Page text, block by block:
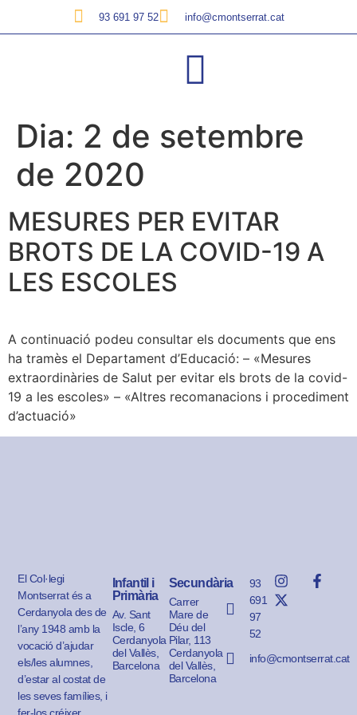
93 691 97 52 info@cmontserrat.cat
Dia: 2 de setembre
de 2020
MESURES PER EVITAR
BROTS DE LA COVID-19 A
LES ESCOLES
A continuació podeu consultar els documents que ens
ha tramès el Departament d’Educació: – «Mesures
extraordinàries de Salut per evitar els brots de la covid-
19 a les escoles» – «Altres recomanacions i procediment
d’actuació»
El Col·legi
Montserrat és a
Cerdanyola des de
l’any 1948 amb la
vocació d’ajudar
els/les alumnes,
d’estar al costat de
les seves famílies, i
fer-los créixer
Infantil i
Primària
Av. Sant
Iscle, 6
Cerdanyola
del Vallès,
Barcelona
Secundària
Carrer
Mare de
Déu del
Pilar, 113
Cerdanyola
del Vallès,
Barcelona
93
691
97
52
info@cmontserrat.cat